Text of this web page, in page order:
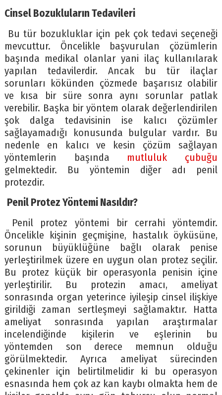
Cinsel Bozukluların Tedavileri
Bu tür bozukluklar için pek çok tedavi seçeneği
mevcuttur. Öncelikle başvurulan çözümlerin
başında medikal olanlar yani ilaç kullanılarak
yapılan tedavilerdir. Ancak bu tür ilaçlar
sorunları kökünden çözmede başarısız olabilir
ve kısa bir süre sonra aynı sorunlar patlak
verebilir. Başka bir yöntem olarak değerlendirilen
şok dalga tedavisinin ise kalıcı çözümler
sağlayamadığı konusunda bulgular vardır. Bu
nedenle en kalıcı ve kesin çözüm sağlayan
yöntemlerin başında mutluluk çubuğu
gelmektedir. Bu yöntemin diğer adı penil
protezdir.
Penil Protez Yöntemi Nasıldır?
Penil protez yöntemi bir cerrahi yöntemdir.
Öncelikle kişinin geçmişine, hastalık öyküsüne,
sorunun büyüklüğüne bağlı olarak penise
yerleştirilmek üzere en uygun olan protez seçilir.
Bu protez küçük bir operasyonla penisin içine
yerleştirilir. Bu protezin amacı, ameliyat
sonrasında organ yeterince iyileşip cinsel ilişkiye
girildiği zaman sertleşmeyi sağlamaktır. Hatta
ameliyat sonrasında yapılan araştırmalar
incelendiğinde kişilerin ve eşlerinin bu
yöntemden son derece memnun olduğu
görülmektedir. Ayrıca ameliyat sürecinden
çekinenler için belirtilmelidir ki bu operasyon
esnasında hem çok az kan kaybı olmakta hem de